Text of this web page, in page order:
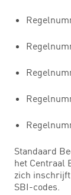
Standaard
het Centraal
zich
SBI-codes.